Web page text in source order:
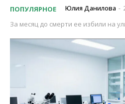
ПОПУЛЯРНОЕ Юлия Данилова -
За месяц до смерти ее избили на